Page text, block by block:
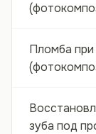
Пломба при
зуба под